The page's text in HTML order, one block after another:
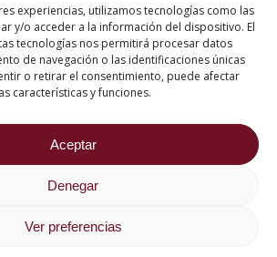
experiencias, utilizamos tecnologías como las
y/o acceder a la información del dispositivo. El
tecnologías nos permitirá procesar datos
de navegación o las identificaciones únicas
o retirar el consentimiento, puede afectar
características y funciones.
Aceptar
Denegar
Ver preferencias
para ESAH
en1331
soportado por
Superiores Abiertos de Hostelería
Legal
Política de cookies